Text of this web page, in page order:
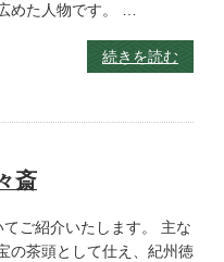
めた人物です。 …
続きを読む
斎
ご紹介いたします。 主な
の茶頭として仕え、紀州徳